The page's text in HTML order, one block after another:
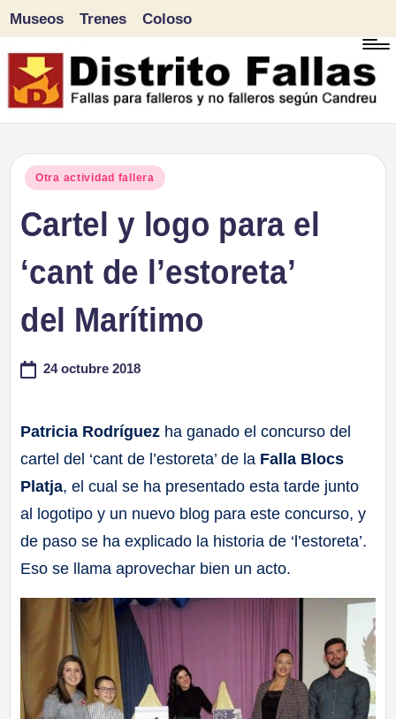
Saltar
al
Museos Trenes Coloso
Publicado
Otra actividad fallera
Cartel y logo para el
‘cant de l’estoreta’
del Marítimo
24 octubre 2018
Patricia Rodríguez ha ganado el concurso del
cartel del ‘cant de l’estoreta’ de la Falla Blocs
Platja, el cual se ha presentado esta tarde junto
al logotipo y un nuevo blog para este concurso, y
de paso se ha explicado la historia de ‘l’estoreta’.
Eso se llama aprovechar bien un acto.